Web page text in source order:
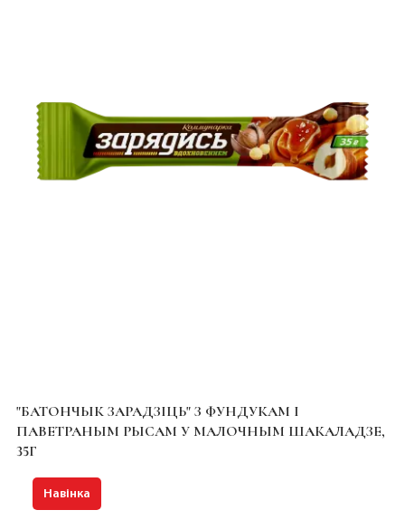
"БАТОНЧЫК ЗАРАДЗІЦЬ" З ФУНДУКАМ І
ПАВЕТРАНЫМ РЫСАМ У МАЛОЧНЫМ ШАКАЛАДЗЕ,
35Г
Навінка